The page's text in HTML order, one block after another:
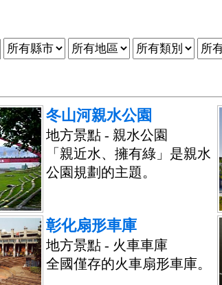
冬山河親水公園
地方景點 - 親水公園
「親近水、擁有綠」是親水
公園規劃的主題。
彰化扇形車庫
地方景點 - 火車車庫
全國僅存的火車扇形車庫。